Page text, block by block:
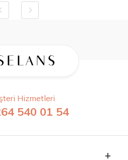
Hizmetleri
540 01 54